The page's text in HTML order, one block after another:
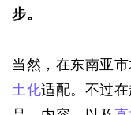
步。
当然，在东南亚
土化适配。不过